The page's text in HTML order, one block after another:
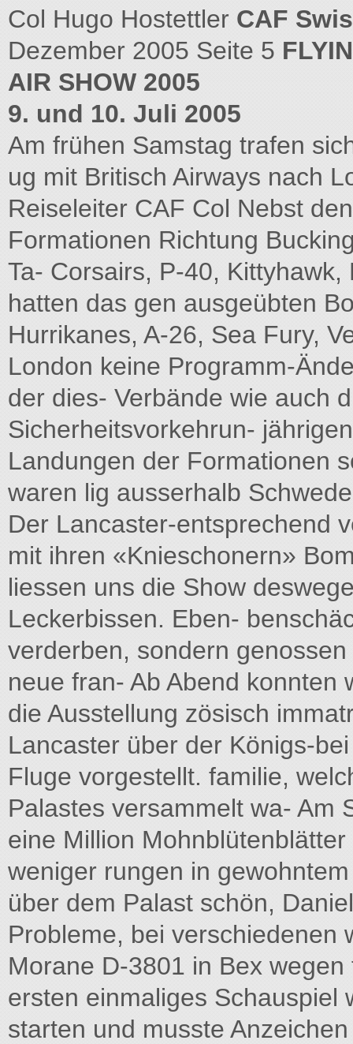
Col Hugo Hostettler CAF
Dezember 2005 Seite 5
AIR SHOW 2005
9. und 10. Juli 2005
Am frühen Samstag trafen
ug mit Britisch Airways nach
Reiseleiter CAF Col Nebst
Formationen Richtung
Ta- Corsairs, P-40,
hatten das gen ausgeübten
Hurrikanes, A-26, Sea Fury,
London keine Programm-
der dies- Verbände wie auch
Sicherheitsvorkehrun-
Landungen der Formationen
waren lig ausserhalb
Der Lancaster-entsprechend
mit ihren «Knieschonern»
liessen uns die Show
Leckerbissen. Eben-
verderben, sondern
neue fran- Ab Abend konnten
die Ausstellung zösisch
Lancaster über der Königs-
Fluge vorgestellt. familie,
Palastes versammelt wa- Am
eine Million
weniger rungen in
über dem Palast schön,
Probleme, bei verschiedenen
Morane D-3801 in Bex
ersten einmaliges Schauspiel
starten und musste